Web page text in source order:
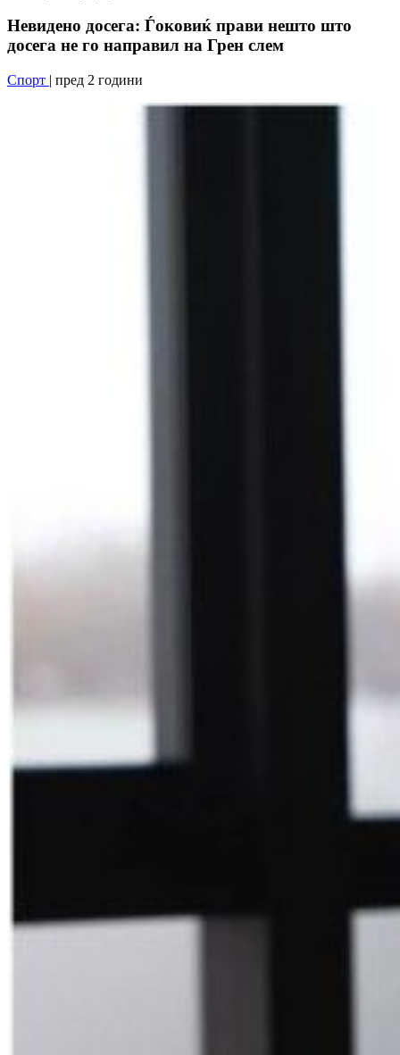
Невидено досега: Ѓоковиќ прави нешто што
досега не го направил на Грен слем
Спорт | пред 2 години